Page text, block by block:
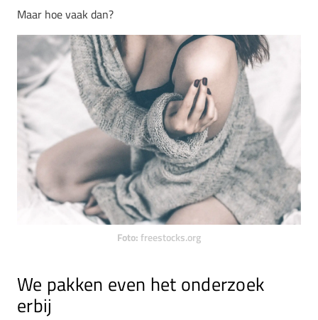
Maar hoe vaak dan?
Foto: freestocks.org
We pakken even het onderzoek
erbij